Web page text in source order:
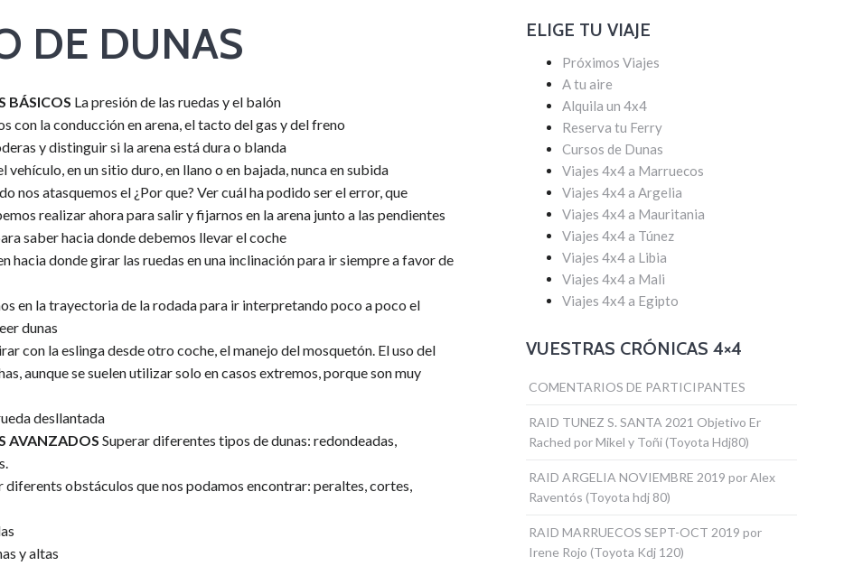
DE DUNAS
BÁSICOS La presión de las ruedas y el balón
con la conducción en arena, el tacto del gas y del freno
y distinguir si la arena está dura o blanda
vehículo, en un sitio duro, en llano o en bajada, nunca en subida
nos atasquemos el ¿Por que? Ver cuál ha podido ser el error, que
realizar ahora para salir y fijarnos en la arena junto a las pendientes
saber hacia donde debemos llevar el coche
hacia donde girar las ruedas en una inclinación para ir siempre a favor de
en la trayectoria de la rodada para ir interpretando poco a poco el
dunas
con la eslinga desde otro coche, el manejo del mosquetón. El uso del
aunque se suelen utilizar solo en casos extremos, porque son muy
desllantada
AVANZADOS Superar diferentes tipos de dunas: redondeadas,
diferents obstáculos que nos podamos encontrar: peraltes, cortes,
y altas
ELIGE TU VIAJE
Próximos Viajes
A tu aire
Alquila un 4x4
Reserva tu Ferry
Cursos de Dunas
Viajes 4x4 a Marruecos
Viajes 4x4 a Argelia
Viajes 4x4 a Mauritania
Viajes 4x4 a Túnez
Viajes 4x4 a Libia
Viajes 4x4 a Mali
Viajes 4x4 a Egipto
VUESTRAS CRÓNICAS 4×4
COMENTARIOS DE PARTICIPANTES
RAID TUNEZ S. SANTA 2021 Objetivo Er
Rached por Mikel y Toñi (Toyota Hdj80)
RAID ARGELIA NOVIEMBRE 2019 por Alex
Raventós (Toyota hdj 80)
RAID MARRUECOS SEPT-OCT 2019 por
Irene Rojo (Toyota Kdj 120)